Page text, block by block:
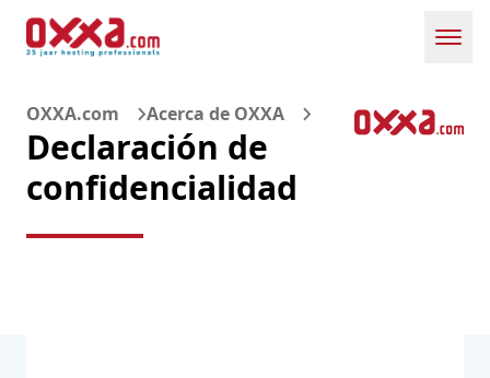
OXXA.com Acerca de OXXA
Declaración de
confidencialidad